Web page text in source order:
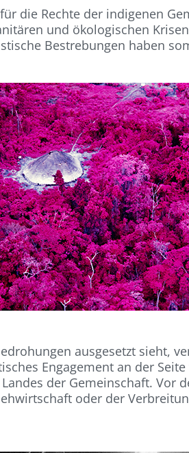
die Rechte der indigenen
und ökologischen
Bestrebungen haben
ausgesetzt sieht,
Engagement an der
der Gemeinschaft. Vor
oder der